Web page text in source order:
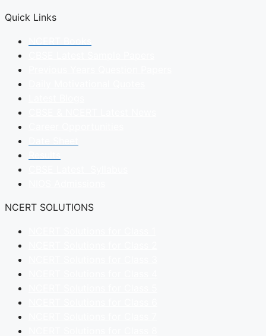
Quick Links
NCERT SOLUTIONS